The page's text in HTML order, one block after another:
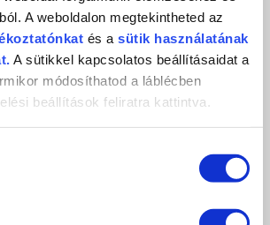
A weboldalon megtekintheted az
és a sütik használatának
A sütikkel kapcsolatos beállításaidat a
módosíthatod a láblécben
beállítások feliratra kattintva.
SZÁLLÍTÁS
JÓTÁLLÁS*